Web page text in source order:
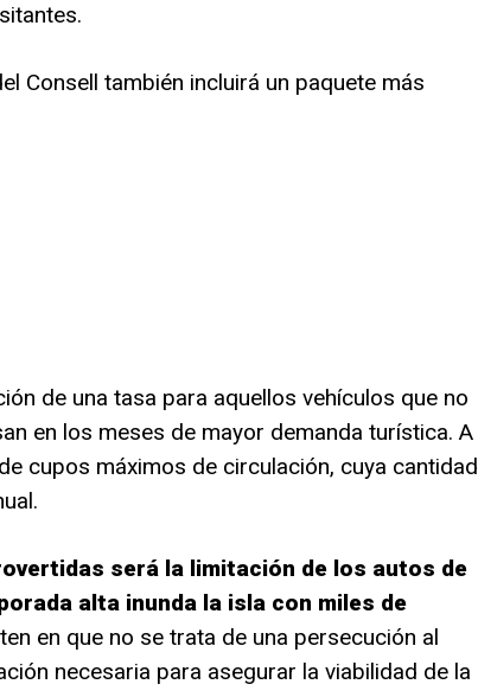
Consell también incluirá un paquete más
de una tasa para aquellos vehículos que no
en los meses de mayor demanda turística. A
cupos máximos de circulación, cuya cantidad
será la limitación de los autos de
alta inunda la isla con miles de
en que no se trata de una persecución al
necesaria para asegurar la viabilidad de la